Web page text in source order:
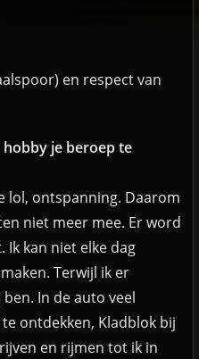
en respect van
je beroep te
lol, ontspanning. Daarom
niet meer mee. Er word
Ik kan niet elke dag
Terwijl ik er
In de auto veel
ontdekken, Kladblok bij
en rijmen tot ik in